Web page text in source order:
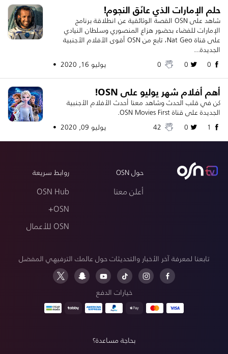
حلم الإمارات الذي عانَق النجوم!
شاهد على OSN القصة الوثائقية عن انطلاقة برنامج
الإمارات للفضاء بحضور هزاع المنصوري وسلطان النيادي
على قناة Nat Geo، تابع من OSN أقوى الأفلام الأجنبية
الجديدة...
يوليو 16, 2020 •
أهم أفلام شهر يوليو على OSN!
كن في قلب الحدث وشاهد معنا أحدث الأفلام الأجنبية
الجديدة على قناة OSN Movies First.
يوليو 09, 2020 •
حول OSN
أعلن معنا
روابط سريعة
OSN Hub
OSN+
OSN للأعمال
تابعنا لمعرفة آخر الأخبار والتحديثات حول عالمك الترفيهي المفضل
خيارات الدفع
بحاجة مساعدة؟